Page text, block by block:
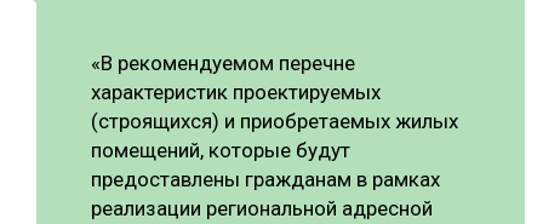
«В рекомендуемом перечне
характеристик проектируемых
(строящихся) и приобретаемых жилых
помещений, которые будут
предоставлены гражданам в рамках
реализации региональной адресной